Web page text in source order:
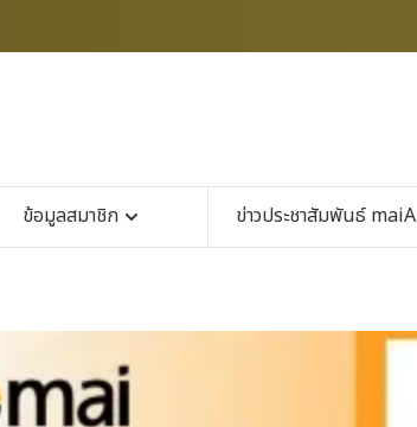
ข้อมูลสมาชิก ข่าวประชาสัมพันธ์ maiA